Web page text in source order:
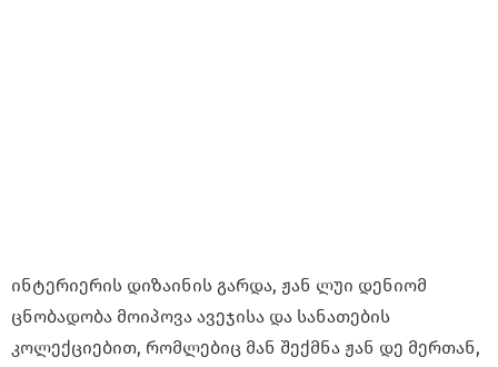
ინტერიერის დიზაინის გარდა, ჟან ლუი დენიომ
ცნობადობა მოიპოვა ავეჯისა და სანათების
კოლექციებით, რომლებიც მან შექმნა ჟან დე მერთან,